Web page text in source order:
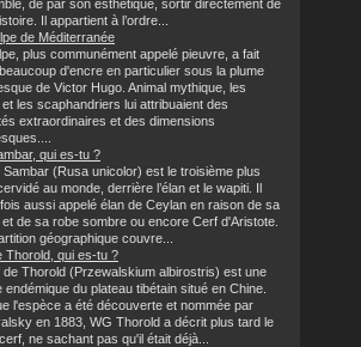
de par son esthétique, sortir directement de
Il appartient à l’ordre...
de Méditerranée
plus communément appelé pieuvre, a fait
d'encre en particulier sous la plume
de Victor Hugo. Animal mythique, les
les scaphandriers lui attribuaient des
extraordinaires et des dimensions
qui es-tu ?
Sambar (Rusa unicolor) est le troisième plus
au monde, derrière l’élan et le wapiti. Il
aussi appelé élan de Ceylan en raison de sa
de sa robe sombre ou encore Cerf d'Aristote.
géographique couvre...
Thorold, qui es-tu ?
de Thorold (Przewalskium albirostris) est une
endémique du plateau tibétain situé en Chine.
l'espèce a été découverte et nommée par
en 1883, WG Thorold a décrit plus tard le
ne sachant pas qu'il était déjà...